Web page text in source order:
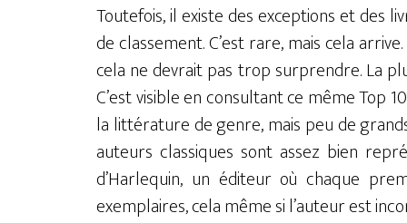
Toutefois, il existe des exceptions et
de classement. C’est rare, mais cela
cela ne devrait pas trop surprendre. La
C’est visible en consultant ce même Top
la littérature de genre, mais peu de
auteurs classiques sont assez bien
d’Harlequin, un éditeur où chaque
exemplaires, cela même si l’auteur est